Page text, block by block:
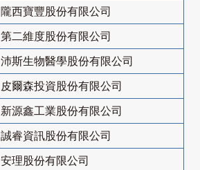
隴西寶豐股份有限公司
第二維度股份有限公司
沛斯生物醫學股份有限公司
皮爾森投資股份有限公司
新源鑫工業股份有限公司
誠睿資訊股份有限公司
安理股份有限公司